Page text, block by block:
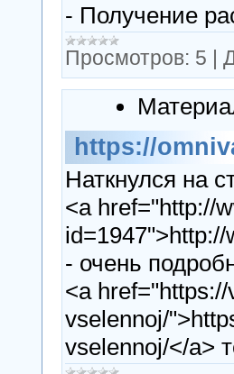
- Получение
Просмотров: 5 |
https://
Наткнулся на
<a href="http://
- очень
<a
vselennoj/
vselennoj/</a>